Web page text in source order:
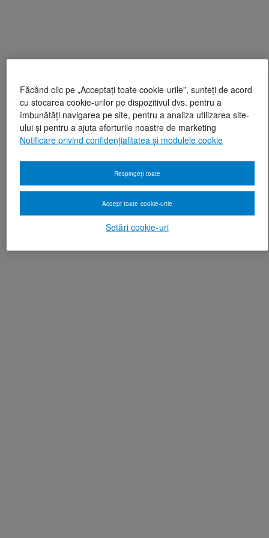
Făcând clic pe „Acceptați toate cookie-urile”, sunteți de acord
cu stocarea cookie-urilor pe dispozitivul dvs. pentru a
îmbunătăți navigarea pe site, pentru a analiza utilizarea site-
ului și pentru a ajuta eforturile noastre de marketing
Notificare privind confidențialitatea și modulele cookie
Setări cookie-uri
Respingeți toate
Accept toate cookie-urile